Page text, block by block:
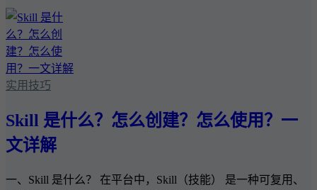
实用技巧
Skill 是什么？怎么创建？怎么使用？一
文详解
一、Skill 是什么？ 在平台中，Skill（技能） 是一种可复用、